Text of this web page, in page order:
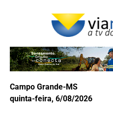
Campo Grande-MS
quinta-feira, 6/08/2026